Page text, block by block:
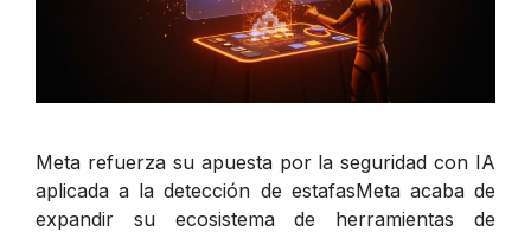
Meta refuerza su apuesta por la seguridad con IA
aplicada a la detección de estafasMeta acaba de
expandir su ecosistema de herramientas de